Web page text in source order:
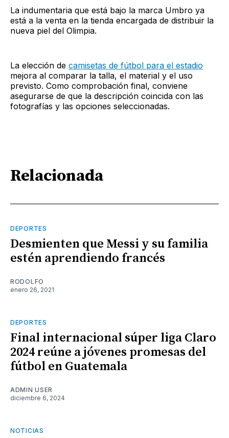
La indumentaria que está bajo la marca Umbro ya
está a la venta en la tienda encargada de distribuir la
nueva piel del Olimpia.
La elección de camisetas de fútbol para el estadio
mejora al comparar la talla, el material y el uso
previsto. Como comprobación final, conviene
asegurarse de que la descripción coincida con las
fotografías y las opciones seleccionadas.
Relacionada
DEPORTES
Desmienten que Messi y su familia
estén aprendiendo francés
RODOLFO
enero 26, 2021
DEPORTES
Final internacional súper liga Claro
2024 reúne a jóvenes promesas del
fútbol en Guatemala
ADMIN USER
diciembre 6, 2024
NOTICIAS